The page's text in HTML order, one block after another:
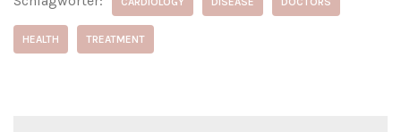
HEALTH TREATMENT